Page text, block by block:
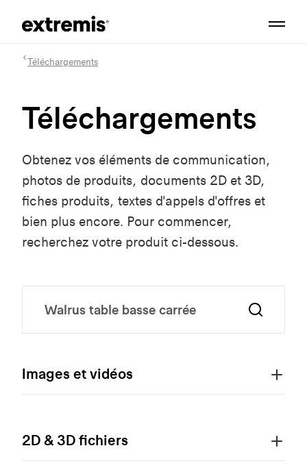
Téléchargements
Téléchargements
Obtenez vos éléments de communication,
photos de produits, documents 2D et 3D,
fiches produits, textes d'appels d'offres et
bien plus encore. Pour commencer,
recherchez votre produit ci-dessous.
Images et vidéos
2D & 3D fichiers